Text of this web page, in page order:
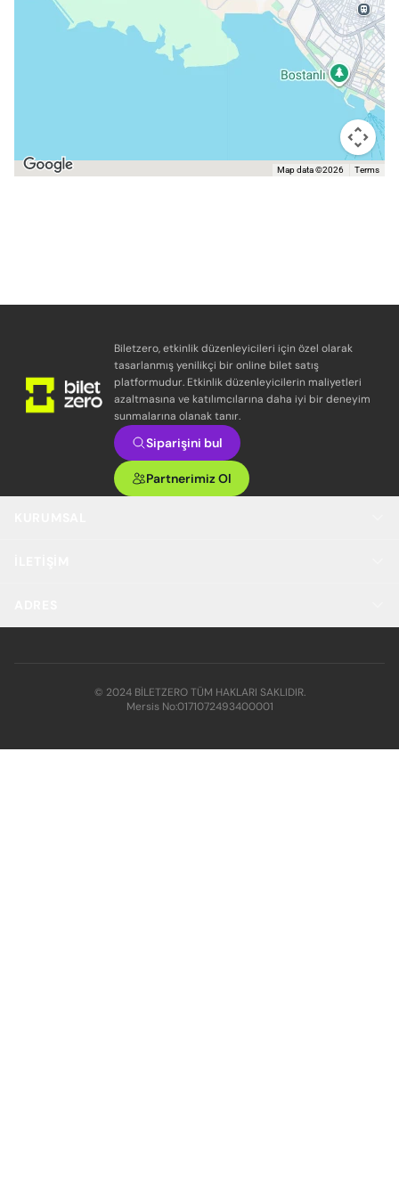
Map data ©2026 Terms
Biletzero, etkinlik düzenleyicileri için özel olarak
tasarlanmış yenilikçi bir online bilet satış
platformudur. Etkinlik düzenleyicilerin maliyetleri
azaltmasına ve katılımcılarına daha iyi bir deneyim
sunmalarına olanak tanır.
Siparişini bul
Partnerimiz Ol
© 2024 BİLETZERO TÜM HAKLARI SAKLIDIR.
Mersis No:0171072493400001